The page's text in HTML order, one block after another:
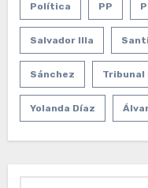
Política PP
Salvador Illa
Sánchez Tribunal
Yolanda Díaz